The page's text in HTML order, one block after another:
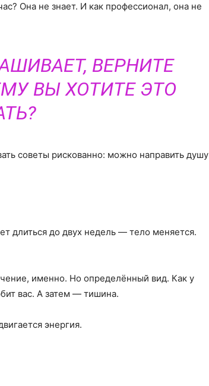
Она не знает. И как профессионал, она не
ВЕРНИТЕ
ВЫ ХОТИТЕ ЭТО
советы рискованно: можно направить душу
длиться до двух недель — тело меняется.
именно. Но определённый вид. Как у
вас. А затем — тишина.
энергия.